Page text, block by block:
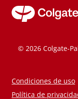
© 2026 Colgate-
Condiciones de uso
Política de